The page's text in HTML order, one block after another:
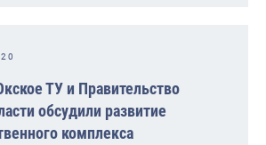
ТУ и Правительство
обсудили развитие
комплекса